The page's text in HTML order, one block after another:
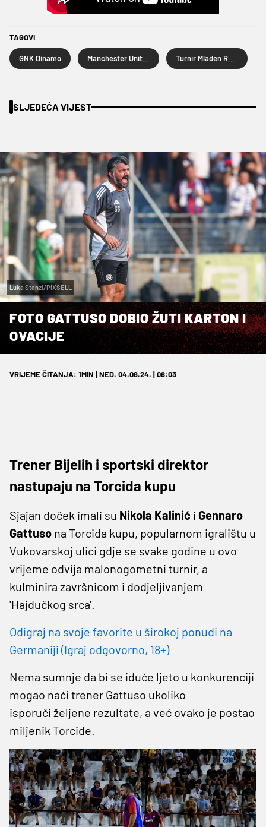
TAGOVI
GNK Dinamo
SLJEDEĆA VIJEST
Luka Stanzl/PIXSELL
FOTO GATTUSO DOBIO ŽUTI KARTON I
OVACIJE
VRIJEME ČITANJA: 1MIN | NED. 04.08.24. | 08:03
Trener Bijelih i sportski direktor
nastupaju na Torcida kupu
Sjajan doček imali su Nikola Kalinić i Gennaro
Gattuso na Torcida kupu, popularnom igralištu u
Vukovarskoj ulici gdje se svake godine u ovo
vrijeme odvija malonogometni turnir, a
kulminira završnicom i dodjeljivanjem
'Hajdučkog srca'.
Odigraj na svoje favorite u širokoj ponudi na
Germaniji (Igraj odgovorno, 18+)
Nema sumnje da bi se iduće ljeto u konkurenciji
mogao naći trener Gattuso ukoliko
isporuči željene rezultate, a već ovako je postao
miljenik Torcide.